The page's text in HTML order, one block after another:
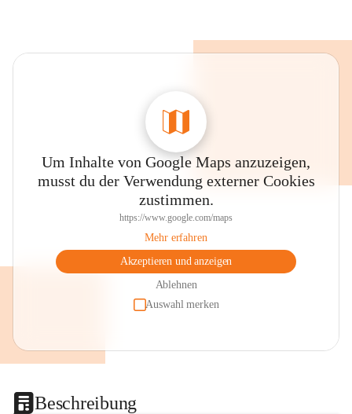
Um Inhalte von Google Maps anzuzeigen,
musst du der Verwendung externer Cookies
zustimmen.
https://www.google.com/maps
Mehr erfahren
Akzeptieren und anzeigen
Ablehnen
Auswahl merken
Beschreibung